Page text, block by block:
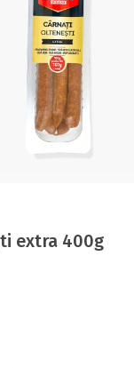
extra 400g